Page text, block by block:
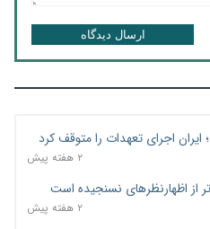
ارسال دیدگاه
ایران اجرای تعهدات را متوقف کرد
۲ هفته پیش
اظهارنظرهای نسنجیده است
۲ هفته پیش